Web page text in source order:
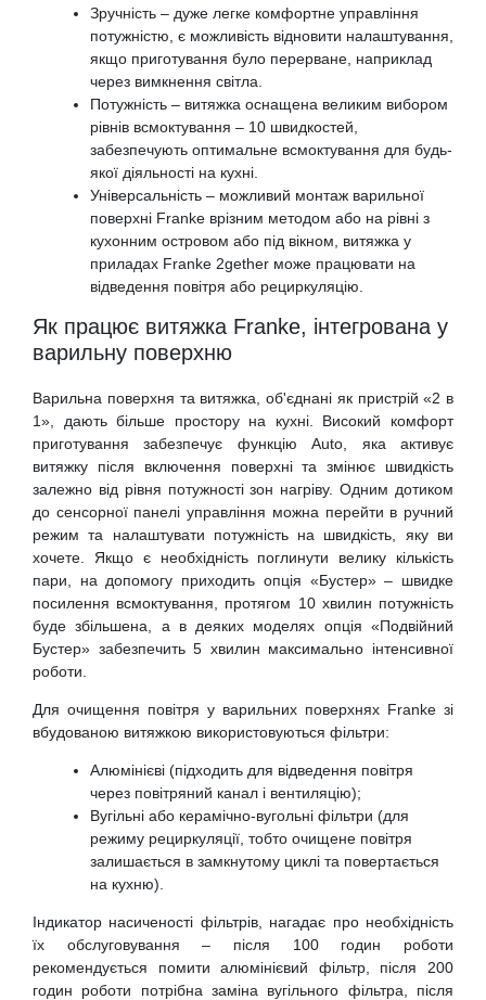
Зручність – дуже легке комфортне управління
потужністю, є можливість відновити налаштування,
якщо приготування було перерване, наприклад
через вимкнення світла.
Потужність – витяжка оснащена великим вибором
рівнів всмоктування – 10 швидкостей,
забезпечують оптимальне всмоктування для будь-
якої діяльності на кухні.
Універсальність – можливий монтаж варильної
поверхні Franke врізним методом або на рівні з
кухонним островом або під вікном, витяжка у
приладах Franke 2gether може працювати на
відведення повітря або рециркуляцію.
Як працює витяжка Franke, інтегрована у
варильну поверхню
Варильна поверхня та витяжка, об'єднані як пристрій «2 в
1», дають більше простору на кухні. Високий комфорт
приготування забезпечує функцію Auto, яка активує
витяжку після включення поверхні та змінює швидкість
залежно від рівня потужності зон нагріву. Одним дотиком
до сенсорної панелі управління можна перейти в ручний
режим та налаштувати потужність на швидкість, яку ви
хочете. Якщо є необхідність поглинути велику кількість
пари, на допомогу приходить опція «Бустер» – швидке
посилення всмоктування, протягом 10 хвилин потужність
буде збільшена, а в деяких моделях опція «Подвійний
Бустер» забезпечить 5 хвилин максимально інтенсивної
роботи.
Для очищення повітря у варильних поверхнях Franke зі
вбудованою витяжкою використовуються фільтри:
Алюмінієві (підходить для відведення повітря
через повітряний канал і вентиляцію);
Вугільні або керамічно-вугольні фільтри (для
режиму рециркуляції, тобто очищене повітря
залишається в замкнутому циклі та повертається
на кухню).
Індикатор насиченості фільтрів, нагадає про необхідність
їх обслуговування – після 100 годин роботи
рекомендується помити алюмінієвий фільтр, після 200
годин роботи потрібна заміна вугільного фільтра, після